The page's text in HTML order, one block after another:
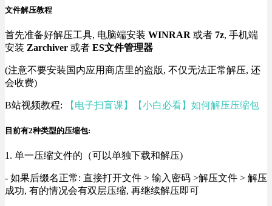
文件解压教程
首先准备好解压工具, 电脑端安装 WINRAR 或者 7z, 手机端
安装 Zarchiver 或者 ES文件管理器
(注意不要安装国内应用商店里的盗版, 不仅无法正常解压, 还
会收费)
B站视频教程: 【电子扫盲课】【小白必看】如何解压压缩包
目前有2种类型的压缩包:
1. 单一压缩文件的（可以单独下载和解压)
- 如果后缀名正常: 直接打开文件 > 输入密码 >解压文件 > 解压
成功, 有的情况会有双层压缩, 再继续解压即可